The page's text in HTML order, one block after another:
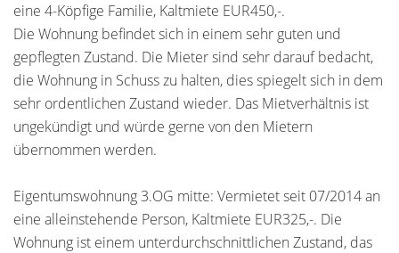
eine 4-Köpfige Familie, Kaltmiete EUR450,-.
Die Wohnung befindet sich in einem sehr guten und
gepflegten Zustand. Die Mieter sind sehr darauf bedacht,
die Wohnung in Schuss zu halten, dies spiegelt sich in dem
sehr ordentlichen Zustand wieder. Das Mietverhältnis ist
ungekündigt und würde gerne von den Mietern
übernommen werden.
Eigentumswohnung 3.OG mitte: Vermietet seit 07/2014 an
eine alleinstehende Person, Kaltmiete EUR325,-. Die
Wohnung ist einem unterdurchschnittlichen Zustand, das